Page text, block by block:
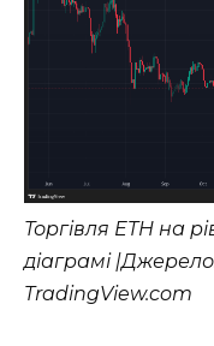
Торгівля ETH на
діаграмі
TradingView.com